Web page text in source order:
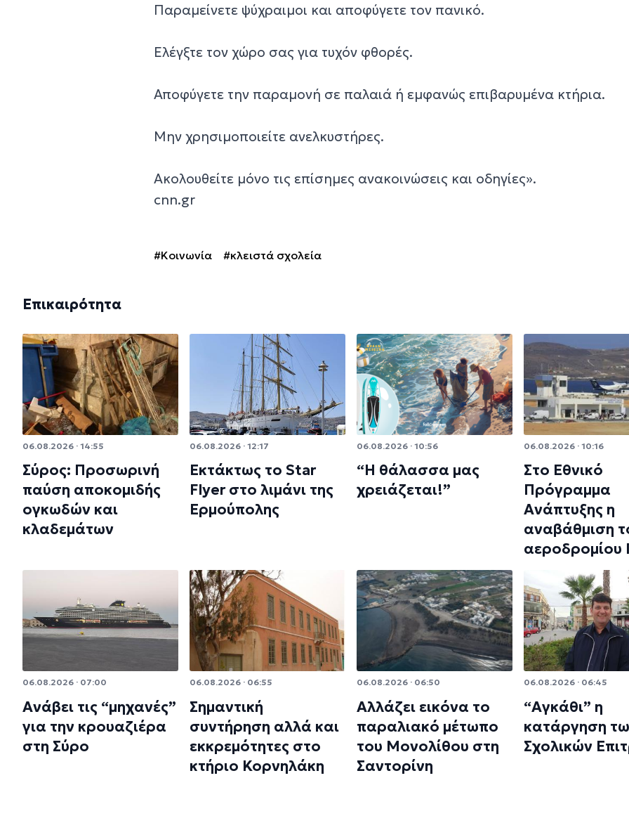
Παραμείνετε ψύχραιμοι και αποφύγετε τον πανικό.
Ελέγξτε τον χώρο σας για τυχόν φθορές.
Αποφύγετε την παραμονή σε παλαιά ή εμφανώς επιβαρυμένα κτήρια.
Μην χρησιμοποιείτε ανελκυστήρες.
Ακολουθείτε μόνο τις επίσημες ανακοινώσεις και οδηγίες».
cnn.gr
#Κοινωνία #κλειστά σχολεία
Επικαιρότητα
06.08.2026 · 14:55
Σύρος: Προσωρινή
παύση αποκομιδής
ογκωδών και
κλαδεμάτων
06.08.2026 · 12:17
Εκτάκτως το Star
Flyer στο λιμάνι της
Ερμούπολης
06.08.2026 · 10:56
“Η θάλασσα μας
χρειάζεται!”
06.08.2026 · 10:16
Στο Εθνικό
Πρόγραμμα
Ανάπτυξης η
αναβάθμιση
αεροδρομίου
06.08.2026 · 07:00
Ανάβει τις “μηχανές”
για την κρουαζιέρα
στη Σύρο
06.08.2026 · 06:55
Σημαντική
συντήρηση αλλά και
εκκρεμότητες στο
κτήριο Κορνηλάκη
06.08.2026 · 06:50
Αλλάζει εικόνα το
παραλιακό μέτωπο
του Μονολίθου στη
Σαντορίνη
06.08.2026 · 06:45
“Αγκάθι” η
κατάργηση
Σχολικών